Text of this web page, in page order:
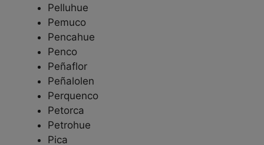
Pelluhue
Pemuco
Pencahue
Penco
Peñaflor
Peñalolen
Perquenco
Petorca
Petrohue
Pica